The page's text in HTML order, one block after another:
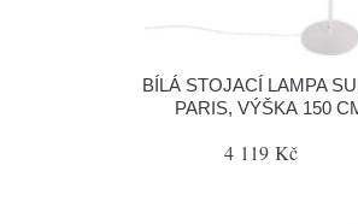
BÍLÁ STOJACÍ LAMPA
PARIS, VÝŠKA 150
4 119 Kč